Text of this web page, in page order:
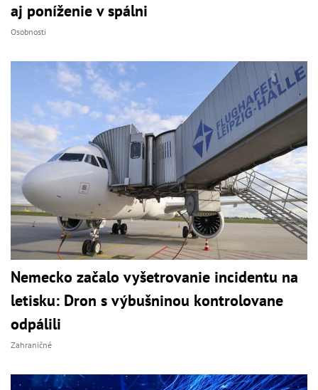
aj poníženie v spálni
Osobnosti
Nemecko začalo vyšetrovanie incidentu na
letisku: Dron s výbušninou kontrolovane
odpálili
Zahraničné